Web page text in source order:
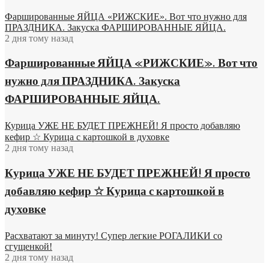
Фаршированные ЯЙЦА «РИЖСКИЕ». Вот что нужно для
ПРАЗДНИКА. Закуска ФАРШИРОВАННЫЕ ЯЙЦА.
2 дня тому назад
Фаршированные ЯЙЦА «РИЖСКИЕ». Вот что
нужно для ПРАЗДНИКА. Закуска
ФАРШИРОВАННЫЕ ЯЙЦА.
Курица УЖЕ НЕ БУДЕТ ПРЕЖНЕЙ! Я просто добавляю
кефир ☆ Курица с картошкой в духовке
2 дня тому назад
Курица УЖЕ НЕ БУДЕТ ПРЕЖНЕЙ! Я просто
добавляю кефир ☆ Курица с картошкой в
духовке
Расхватают за минуту! Супер легкие РОГАЛИКИ со
сгущенкой!
2 дня тому назад